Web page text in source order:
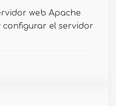
web Apache
el servidor